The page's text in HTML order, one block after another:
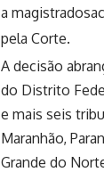
a
pela Corte.
A decisão
do Distrito
e mais seis
Maranhão,
Grande do